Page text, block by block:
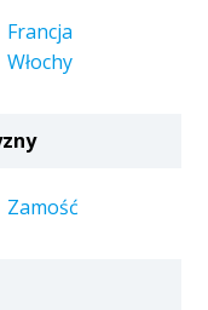
Francja
Włochy
Zamość